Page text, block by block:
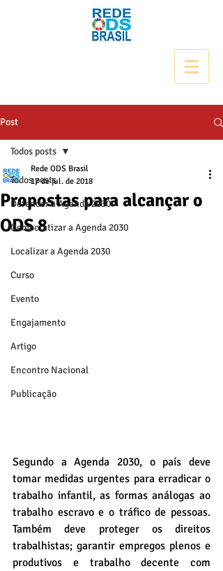
Post
Todos posts
Defender a Agenda 2030
Democratizar a Agenda 2030
Localizar a Agenda 2030
Curso
Evento
Engajamento
Artigo
Encontro Nacional
Publicação
Todos posts
Propostas para alcançar o
ODS 8
Rede ODS Brasil
17 de jul. de 2018
Segundo a Agenda 2030, o país deve
tomar medidas urgentes para erradicar o
trabalho infantil, as formas análogas ao
trabalho escravo e o tráfico de pessoas.
Também deve proteger os direitos
trabalhistas; garantir empregos plenos e
produtivos e trabalho decente com